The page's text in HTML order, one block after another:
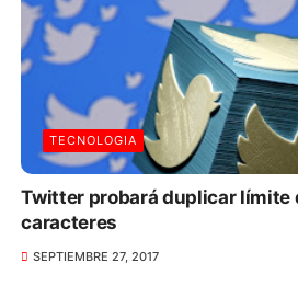
TECNOLOGIA
Twitter probará duplicar límite
caracteres
SEPTIEMBRE 27, 2017